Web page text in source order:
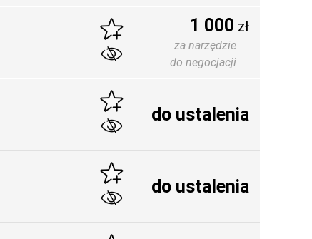
1 000 zł
za narzędzie
do negocjacji
do ustalenia
do ustalenia